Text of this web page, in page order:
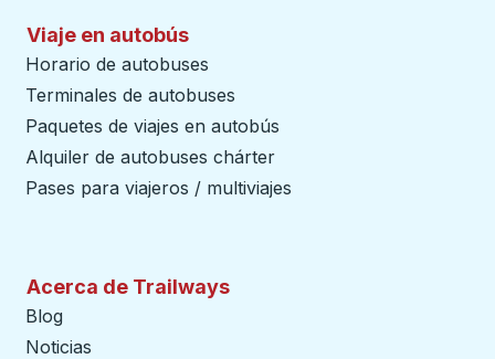
Viaje en autobús
Horario de autobuses
Terminales de autobuses
Paquetes de viajes en autobús
Alquiler de autobuses chárter
Pases para viajeros / multiviajes
Acerca de Trailways
Blog
Noticias